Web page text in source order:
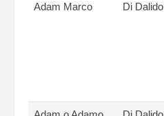
Adam Marco Di Dalido